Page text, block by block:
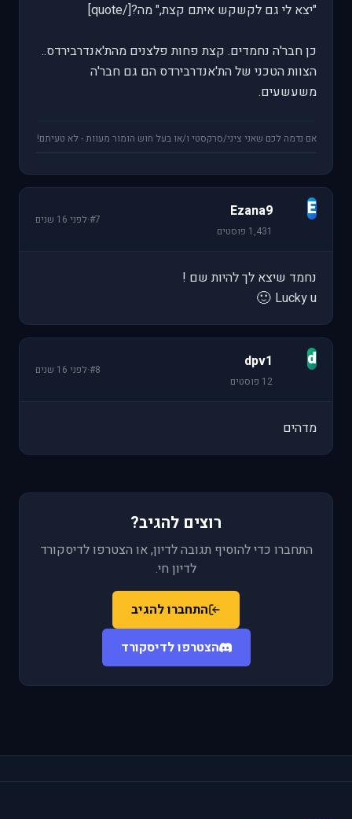
"יצא לי גם לקשקש איתם קצת," מה?[/quote]
כן חבר'ה נחמדים. קצת פחות פלצנים מהת'אנדרבירדס..
הצוות הטכני של הת'אנדרבירדס הם גם חבר'ה
משעשעים.
אם נדמה לכם שאני ציני/סרקסטי ו/או בעל חוש הומור מעוות - לא טעיתם!
E
Ezana9
1,431 פוסטים
#7
·לפני 16 שנים
נחמד שיצא לך להיות שם !
Lucky u
🙂
d
dpv1
12 פוסטים
#8
·לפני 16 שנים
מדהים
רוצים להגיב?
התחברו כדי להוסיף תגובה לדיון, או הצטרפו לדיסקורד
לדיון חי.
התחברו להגיב
הצטרפו לדיסקורד